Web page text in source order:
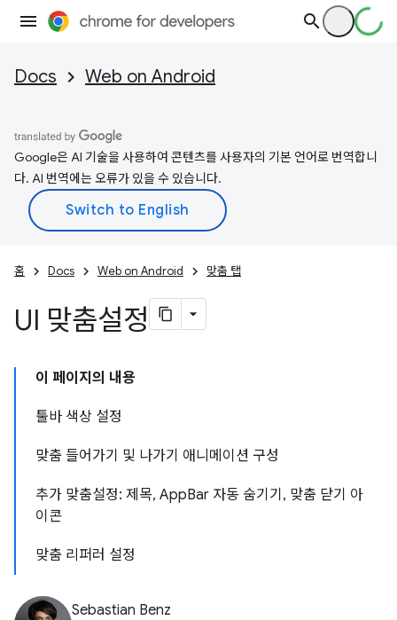
Docs Web on Android
Google은 AI 기술을 사용하여 콘텐츠를 사용자의 기본 언어로 번역합니
다. AI 번역에는 오류가 있을 수 있습니다.
홈 Docs Web on Android 맞춤 탭
UI 맞춤설정
이 페이지의 내용
툴바 색상 설정
맞춤 들어가기 및 나가기 애니메이션 구성
추가 맞춤설정: 제목, AppBar 자동 숨기기, 맞춤 닫기 아
이콘
맞춤 리퍼러 설정
Sebastian Benz